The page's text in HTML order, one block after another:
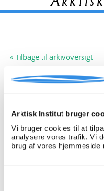
Arktisk Institut bruger
Vi bruger cookies til at
analysere vores trafik. Vi
brug af vores hjemmeside
« Tilbage til arkivoversigt
Arkivfond
Uden
Giver:
Accessionsdato:
Klausuler:
Ingen